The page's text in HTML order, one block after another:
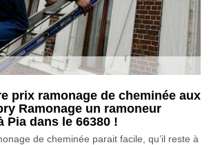
prix ramonage de cheminée aux
Ramonage un ramoneur
Pia dans le 66380 !
de cheminée parait facile, qu’il reste à